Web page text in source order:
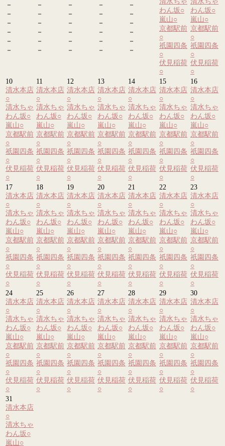
－
－
－
－
－
－
－
－
－
－
－
－
－
－
－
－
－
－
－
－
－
－
－
－
－
－
－
－
－
－
わん坂○
嵐山○
京都駅前
○
祇園四条
○
伏見稲荷
○
わん坂○
嵐山○
京都駅前
○
祇園四条
○
伏見稲荷
○
10
清水本店
○
清水ちゃ
わん坂○
嵐山○
京都駅前
○
祇園四条
○
伏見稲荷
○
11
清水本店
○
清水ちゃ
わん坂○
嵐山○
京都駅前
○
祇園四条
○
伏見稲荷
○
12
清水本店
○
清水ちゃ
わん坂○
嵐山○
京都駅前
○
祇園四条
○
伏見稲荷
○
13
清水本店
○
清水ちゃ
わん坂○
嵐山○
京都駅前
○
祇園四条
○
伏見稲荷
○
14
清水本店
○
清水ちゃ
わん坂○
嵐山○
京都駅前
○
祇園四条
○
伏見稲荷
○
15
清水本店
○
清水ちゃ
わん坂○
嵐山○
京都駅前
○
祇園四条
○
伏見稲荷
○
16
清水本店
○
清水ちゃ
わん坂○
嵐山○
京都駅前
○
祇園四条
○
伏見稲荷
○
17
清水本店
○
清水ちゃ
わん坂○
嵐山○
京都駅前
○
祇園四条
○
伏見稲荷
○
18
清水本店
○
清水ちゃ
わん坂○
嵐山○
京都駅前
○
祇園四条
○
伏見稲荷
○
19
清水本店
○
清水ちゃ
わん坂○
嵐山○
京都駅前
○
祇園四条
○
伏見稲荷
○
20
清水本店
○
清水ちゃ
わん坂○
嵐山○
京都駅前
○
祇園四条
○
伏見稲荷
○
21
清水本店
○
清水ちゃ
わん坂○
嵐山○
京都駅前
○
祇園四条
○
伏見稲荷
○
22
清水本店
○
清水ちゃ
わん坂○
嵐山○
京都駅前
○
祇園四条
○
伏見稲荷
○
23
清水本店
○
清水ちゃ
わん坂○
嵐山○
京都駅前
○
祇園四条
○
伏見稲荷
○
24
清水本店
○
清水ちゃ
わん坂○
嵐山○
京都駅前
○
祇園四条
○
伏見稲荷
○
25
清水本店
○
清水ちゃ
わん坂○
嵐山○
京都駅前
○
祇園四条
○
伏見稲荷
○
26
清水本店
○
清水ちゃ
わん坂○
嵐山○
京都駅前
○
祇園四条
○
伏見稲荷
○
27
清水本店
○
清水ちゃ
わん坂○
嵐山○
京都駅前
○
祇園四条
○
伏見稲荷
○
28
清水本店
○
清水ちゃ
わん坂○
嵐山○
京都駅前
○
祇園四条
○
伏見稲荷
○
29
清水本店
○
清水ちゃ
わん坂○
嵐山○
京都駅前
○
祇園四条
○
伏見稲荷
○
30
清水本店
○
清水ちゃ
わん坂○
嵐山○
京都駅前
○
祇園四条
○
伏見稲荷
○
31
清水本店
○
清水ちゃ
わん坂○
嵐山○